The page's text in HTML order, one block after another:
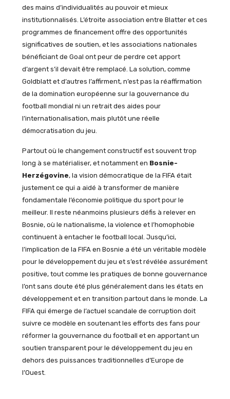
des mains d’individualités au pouvoir et mieux
institutionnalisés. L’étroite association entre Blatter et ces
programmes de financement offre des opportunités
significatives de soutien, et les associations nationales
bénéficiant de Goal ont peur de perdre cet apport
d’argent s’il devait être remplacé. La solution, comme
Goldblatt et d’autres l’affirment, n’est pas la réaffirmation
de la domination européenne sur la gouvernance du
football mondial ni un retrait des aides pour
l’internationalisation, mais plutôt une réelle
démocratisation du jeu.
Partout où le changement constructif est souvent trop
long à se matérialiser, et notamment en Bosnie-
Herzégovine, la vision démocratique de la FIFA était
justement ce qui a aidé à transformer de manière
fondamentale l’économie politique du sport pour le
meilleur. Il reste néanmoins plusieurs défis à relever en
Bosnie, où le nationalisme, la violence et l’homophobie
continuent à entacher le football local. Jusqu’ici,
l’implication de la FIFA en Bosnie a été un véritable modèle
pour le développement du jeu et s’est révélée assurément
positive, tout comme les pratiques de bonne gouvernance
l’ont sans doute été plus généralement dans les états en
développement et en transition partout dans le monde. La
FIFA qui émerge de l’actuel scandale de corruption doit
suivre ce modèle en soutenant les efforts des fans pour
réformer la gouvernance du football et en apportant un
soutien transparent pour le développement du jeu en
dehors des puissances traditionnelles d’Europe de
l’Ouest.